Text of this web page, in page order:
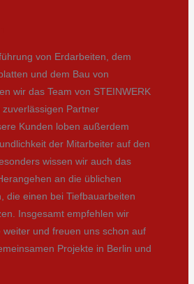
von Erdarbeiten, dem
und dem Bau von
wir das Team von STEINWERK
Partner
Kunden loben außerdem
der Mitarbeiter auf den
wissen wir auch das
an die üblichen
die einen bei Tiefbauarbeiten
Insgesamt empfehlen wir
weiter und freuen uns schon auf
Projekte in Berlin und